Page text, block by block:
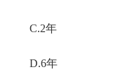
C.2年
D.6年